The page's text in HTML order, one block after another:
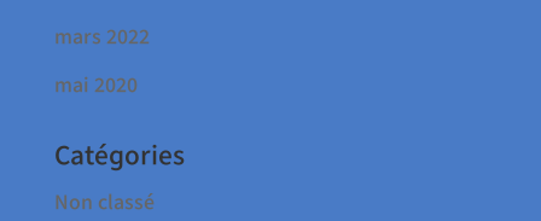
mars 2022
mai 2020
Catégories
Non classé